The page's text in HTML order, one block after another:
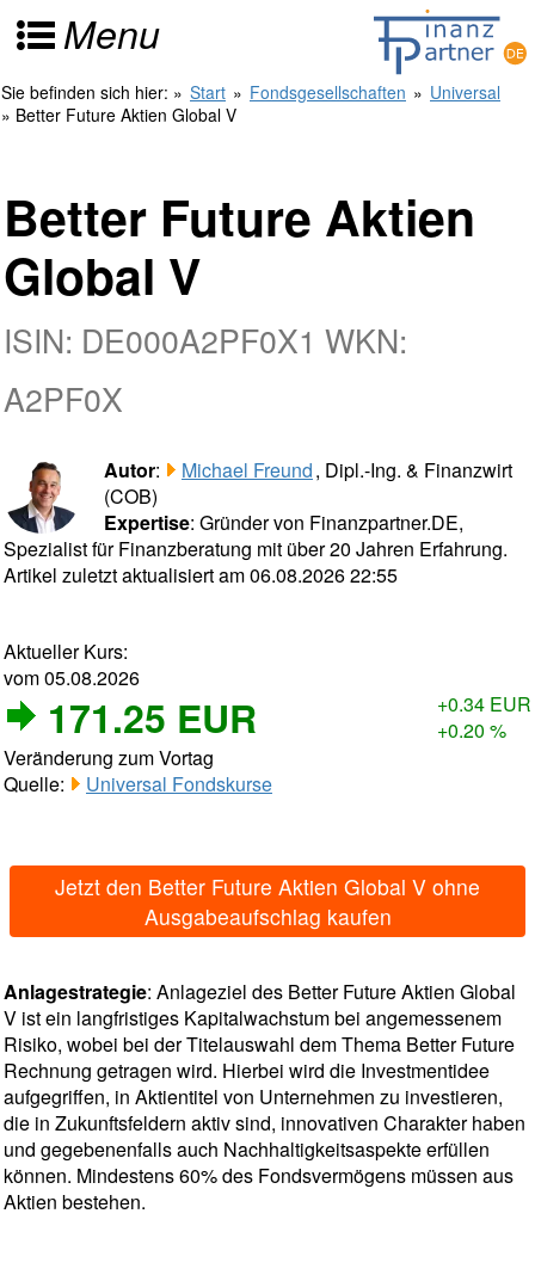
Menu
Sie befinden sich hier: » Start » Fondsgesellschaften » Universal
» Better Future Aktien Global V
Better Future Aktien
Global V
ISIN: DE000A2PF0X1 WKN:
A2PF0X
Autor: Michael Freund, Dipl.-Ing. & Finanzwirt
(COB)
Expertise: Gründer von Finanzpartner.DE,
Spezialist für Finanzberatung mit über 20 Jahren Erfahrung.
Artikel zuletzt aktualisiert am 06.08.2026 22:55
Aktueller Kurs:
vom 05.08.2026
171.25 EUR
+0.34 EUR
+0.20 %
Veränderung zum Vortag
Quelle:
Universal Fondskurse
Jetzt den Better Future Aktien Global V ohne
Ausgabeaufschlag kaufen
Anlagestrategie: Anlageziel des Better Future Aktien Global
V ist ein langfristiges Kapitalwachstum bei angemessenem
Risiko, wobei bei der Titelauswahl dem Thema Better Future
Rechnung getragen wird. Hierbei wird die Investmentidee
aufgegriffen, in Aktientitel von Unternehmen zu investieren,
die in Zukunftsfeldern aktiv sind, innovativen Charakter haben
und gegebenenfalls auch Nachhaltigkeitsaspekte erfüllen
können. Mindestens 60% des Fondsvermögens müssen aus
Aktien bestehen.